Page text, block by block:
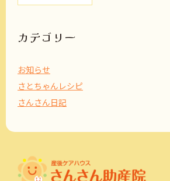
ブ
カテゴリー
お知らせ
さとちゃんレシピ
さんさん日記